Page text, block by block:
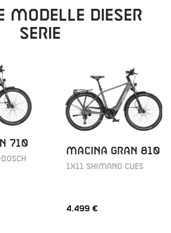
Modelle dieser
Serie
710
MACINA GRAN 810
1X11 SHIMANO CUES
4.499 €